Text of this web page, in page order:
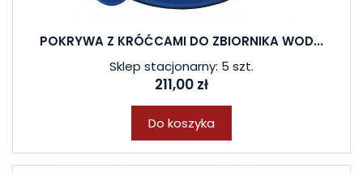
POKRYWA Z KRÓĆCAMI DO ZBIORNIKA WOD...
Sklep stacjonarny: 5 szt.
211,00 zł
Do koszyka